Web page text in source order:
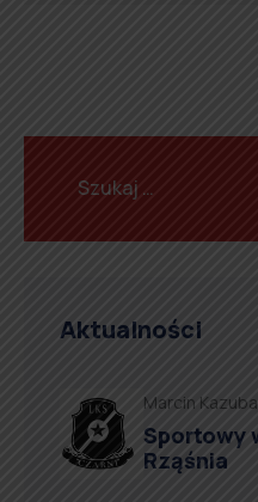
Aktualności
Marcin Kazuba
Sportowy
Rząśnia